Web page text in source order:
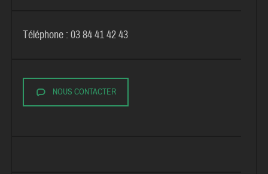
Téléphone : 03 84 41 42 43
NOUS CONTACTER